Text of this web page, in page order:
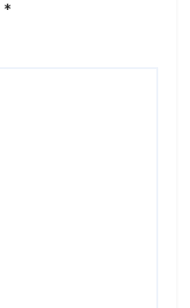
*